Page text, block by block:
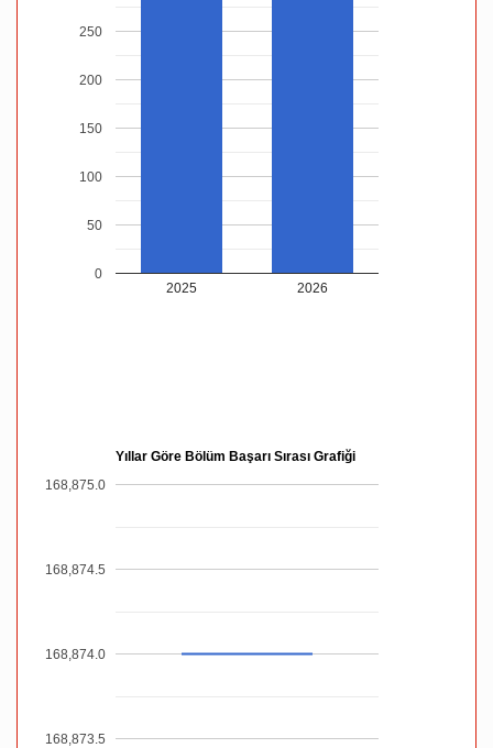
2025 2026
0
50
100
150
200
250
Yıllar Göre Bölüm Başarı Sırası Grafiği
168,873.5
168,874.0
168,874.5
168,875.0